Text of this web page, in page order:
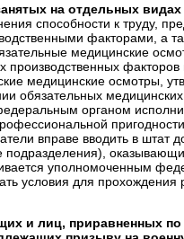
на отдельных
способности к труду,
факторами, а
медицинские
медицинские осмотры,
обязательных
органом
вправе вводить в штат
подразделения),
уполномоченным
условия для прохождения
и лиц, приравненных